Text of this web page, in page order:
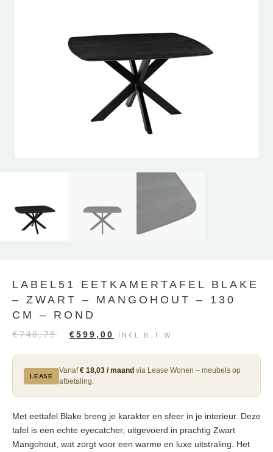
LABEL51 EETKAMERTAFEL BLAKE
– ZWART – MANGOHOUT – 130
CM – ROND
€748,75 €599,00 INCL B.T.W
LEASE
Vanaf€ 18,03 / maand via Lease Wonen – meubels op
afbetaling.
Met eettafel Blake breng je karakter en sfeer in je interieur. Deze
tafel is een echte eyecatcher, uitgevoerd in prachtig Zwart
Mangohout, wat zorgt voor een warme en luxe uitstraling. Het